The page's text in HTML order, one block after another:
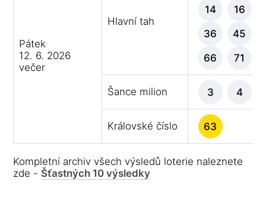
Pátek
12. 6. 2026
večer
Hlavní tah
14 16
36 45
66 71
Šance milion 3 4
Královské číslo 63
Kompletní archiv všech výsledů loterie naleznete
zde - Šťastných 10 výsledky